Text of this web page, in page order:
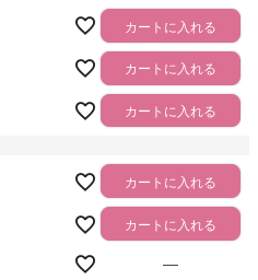
カートに入れる
カートに入れる
カートに入れる
カートに入れる
カートに入れる
—